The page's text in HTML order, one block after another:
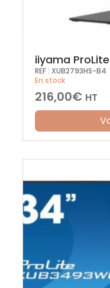
iiyama
REF : XUB2793HS-B4
En stock
216,00€ HT